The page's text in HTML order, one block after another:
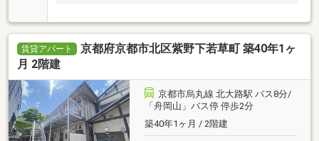
賃貸アパート
京都府京都市北区紫野下若草町 築40年1ヶ
月 2階建
京都市烏丸線 北大路駅 バス8分/
「舟岡山」バス停 停歩2分
築40年1ヶ月 / 2階建